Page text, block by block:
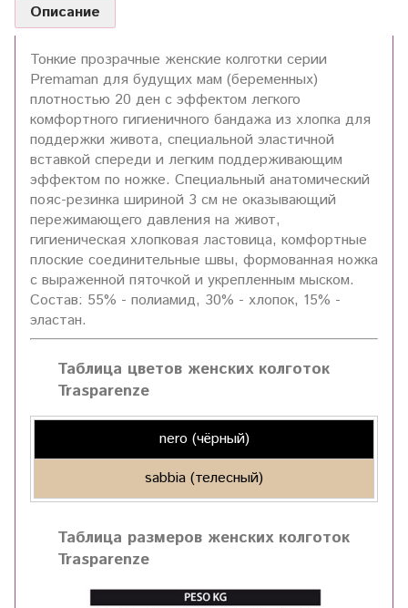
Описание
Тонкие прозрачные женские колготки серии
Premaman для будущих мам (беременных)
плотностью 20 ден с эффектом легкого
комфортного гигиеничного бандажа из хлопка для
поддержки живота, специальной эластичной
вставкой спереди и легким поддерживающим
эффектом по ножке. Специальный анатомический
пояс-резинка шириной 3 см не оказывающий
пережимающего давления на живот,
гигиеническая хлопковая ластовица, комфортные
плоские соединительные швы, формованная ножка
с выраженной пяточкой и укрепленным мыском.
Состав: 55% - полиамид, 30% - хлопок, 15% -
эластан.
Таблица цветов женских колготок
Trasparenze
nero (чёрный)
sabbia (телесный)
Таблица размеров женских колготок
Trasparenze